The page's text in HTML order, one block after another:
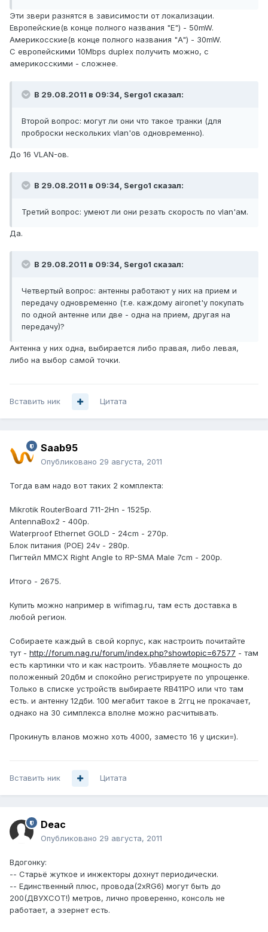
Эти звери разнятся в зависимости от локализации.
Европейские(в конце полного названия "E") - 50mW.
Америкосские(в конце полного названия "A") - 30mW.
С европейскими 10Mbps duplex получить можно, с
америкосскими - сложнее.
В 29.08.2011 в 09:34, Sergo1 сказал:
Второй вопрос: могут ли они что такое транки (для
проброски нескольких vlan'ов одновременно).
До 16 VLAN-ов.
В 29.08.2011 в 09:34, Sergo1 сказал:
Третий вопрос: умеют ли они резать скорость по vlan'ам.
Да.
В 29.08.2011 в 09:34, Sergo1 сказал:
Четвертый вопрос: антенны работают у них на прием и
передачу одновременно (т.е. каждому aironet'у покупать
по одной антенне или две - одна на прием, другая на
передачу)?
Антенна у них одна, выбирается либо правая, либо левая,
либо на выбор самой точки.
Вставить ник Цитата
Saab95
Опубликовано 29 августа, 2011
Тогда вам надо вот таких 2 комплекта:
Mikrotik RouterBoard 711-2Hn - 1525р.
AntennaBox2 - 400р.
Waterproof Ethernet GOLD - 24cm - 270р.
Блок питания (POE) 24v - 280р.
Пигтейл MMCX Right Angle to RP-SMA Male 7cm - 200р.
Итого - 2675.
Купить можно например в wifimag.ru, там есть доставка в
любой регион.
Собираете каждый в свой корпус, как настроить почитайте
тут - http://forum.nag.ru/forum/index.php?showtopic=67577 - там
есть картинки что и как настроить. Убавляете мощность до
положенный 20дбм и спокойно регистрируете по упрощенке.
Только в списке устройств выбираете RB411PO или что там
есть. и антенну 12дби. 100 мегабит такое в 2ггц не прокачает,
однако на 30 симплекса вполне можно расчитывать.
Прокинуть вланов можно хоть 4000, заместо 16 у циски=).
Вставить ник Цитата
Deac
Опубликовано 29 августа, 2011
Вдогонку:
-- Старьё жуткое и инжекторы дохнут периодически.
-- Единственный плюс, провода(2xRG6) могут быть до
200(ДВУХСОТ!) метров, лично проверенно, консоль не
работает, а эзернет есть.